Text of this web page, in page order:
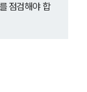
점검해야 합